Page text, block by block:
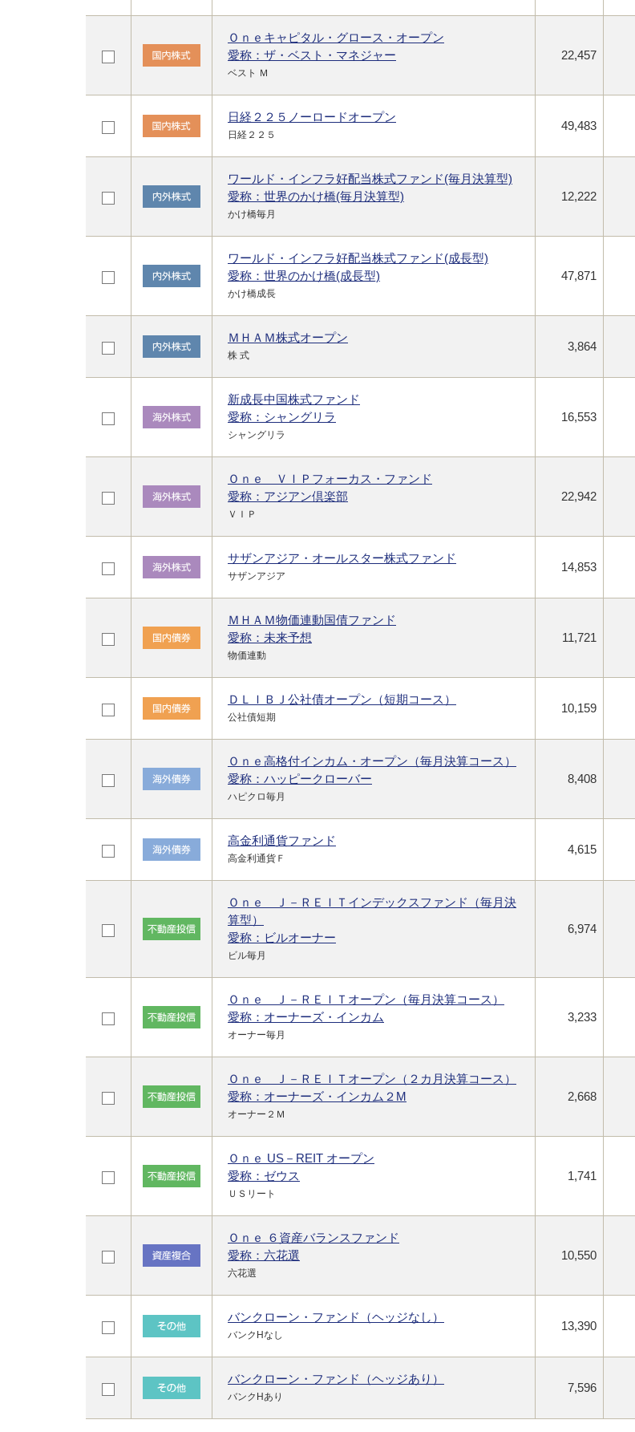
Ｏｎｅキャピタル・グロース・オープン
愛称：ザ・ベスト・マネジャー
ベスト Ｍ
22,457
日経２２５ノーロードオープン
日経２２５
49,483
ワールド・インフラ好配当株式ファンド(毎月決算型)
愛称：世界のかけ橋(毎月決算型)
かけ橋毎月
12,222
ワールド・インフラ好配当株式ファンド(成長型)
愛称：世界のかけ橋(成長型)
かけ橋成長
47,871
ＭＨＡＭ株式オープン
株 式
3,864
新成長中国株式ファンド
愛称：シャングリラ
シャングリラ
16,553
Ｏｎｅ ＶＩＰフォーカス・ファンド
愛称：アジアン倶楽部
ＶＩＰ
22,942
サザンアジア・オールスター株式ファンド
サザンアジア
14,853
ＭＨＡＭ物価連動国債ファンド
愛称：未来予想
物価連動
11,721
ＤＬＩＢＪ公社債オープン（短期コース）
公社債短期
10,159
Ｏｎｅ高格付インカム・オープン（毎月決算コース）
愛称：ハッピークローバー
ハピクロ毎月
8,408
高金利通貨ファンド
高金利通貨Ｆ
4,615
Ｏｎｅ Ｊ－ＲＥＩＴインデックスファンド（毎月決
算型）
愛称：ビルオーナー
ビル毎月
6,974
Ｏｎｅ Ｊ－ＲＥＩＴオープン（毎月決算コース）
愛称：オーナーズ・インカム
オーナー毎月
3,233
Ｏｎｅ Ｊ－ＲＥＩＴオープン（２カ月決算コース）
愛称：オーナーズ・インカム２M
オーナー２Ｍ
2,668
Ｏｎｅ US－REIT オープン
愛称：ゼウス
ＵＳリート
1,741
Ｏｎｅ ６資産バランスファンド
愛称：六花選
六花選
10,550
バンクローン・ファンド（ヘッジなし）
バンクHなし
13,390
バンクローン・ファンド（ヘッジあり）
バンクHあり
7,596